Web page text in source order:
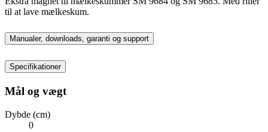
til at lave mælkeskum.
Manualer, downloads, garanti og support
Specifikationer
Mål og vægt
Dybde (cm)
0